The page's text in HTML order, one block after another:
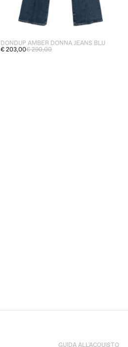
DONDUP AMBER DONNA JEANS BLU
€ 203,00€ 290,00
GUIDA ALL'ACQUISTO